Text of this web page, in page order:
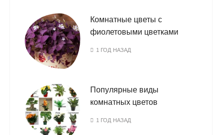
Комнатные цветы с
фиолетовыми цветками
1 ГОД НАЗАД
Популярные виды
комнатных цветов
1 ГОД НАЗАД